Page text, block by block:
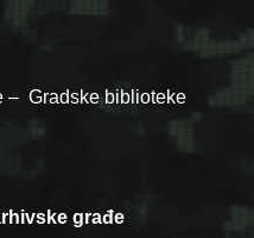
– Gradske biblioteke
građe